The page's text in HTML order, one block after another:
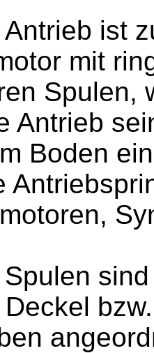
Antrieb ist
mit
Spulen,
Antrieb
Boden
Spulen